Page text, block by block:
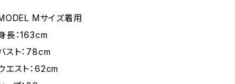
Mサイズ着用
長：163cm
スト：78cm
エスト：62cm